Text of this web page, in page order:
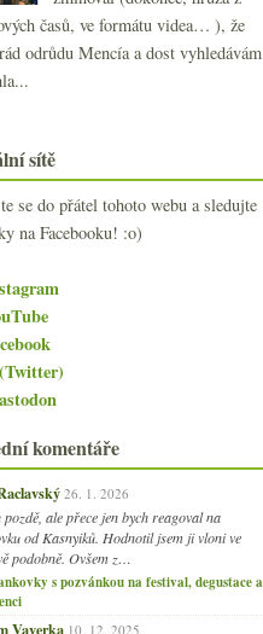
časů, ve formátu videa… ), že
odrůdu Mencía a dost vyhledávám
sítě
se do přátel tohoto webu a sledujte
na Facebooku! :o)
komentáře
26. 1. 2026
ale přece jen bych reagoval na
od Kasnyiků. Hodnotil jsem ji vloni ve
podobně. Ovšem z…
s pozvánkou na festival, degustace a
Vaverka 10. 12. 2025